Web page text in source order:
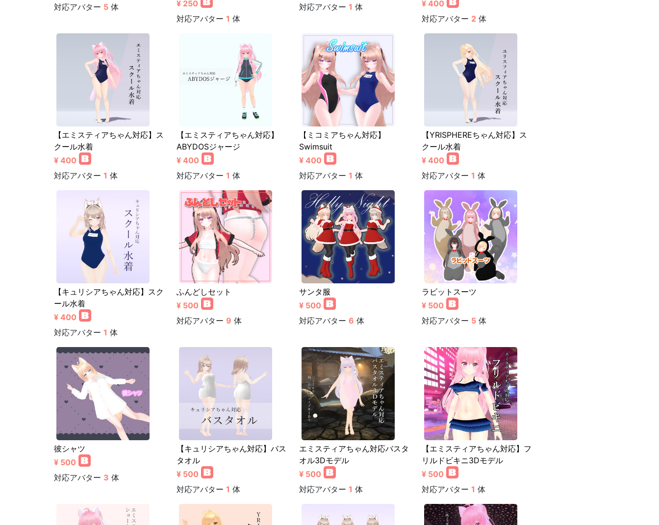
対応アバター 5 体
¥ 250
対応アバター 1 体
対応アバター 1 体
¥ 400
対応アバター 2 体
【エミスティアちゃん対応】ス
クール水着
¥ 400
対応アバター 1 体
【エミスティアちゃん対応】
ABYDOSジャージ
¥ 400
対応アバター 1 体
【ミコミアちゃん対応】
Swimsuit
¥ 400
対応アバター 1 体
【YRISPHEREちゃん対応】ス
クール水着
¥ 400
対応アバター 1 体
【キュリシアちゃん対応】スク
ール水着
¥ 400
対応アバター 1 体
ふんどしセット
¥ 500
対応アバター 9 体
サンタ服
¥ 500
対応アバター 6 体
ラビットスーツ
¥ 500
対応アバター 5 体
彼シャツ
¥ 500
対応アバター 3 体
【キュリシアちゃん対応】バス
タオル
¥ 500
対応アバター 1 体
エミスティアちゃん対応バスタ
オル3Dモデル
¥ 500
対応アバター 1 体
【エミスティアちゃん対応】フ
リルドビキニ3Dモデル
¥ 500
対応アバター 1 体